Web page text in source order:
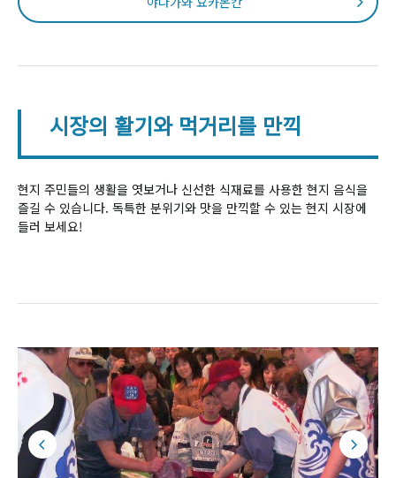
시장의 활기와 먹거리를 만끽
현지 주민들의 생활을 엿보거나 신선한 식재료를 사용한 현지 음식을
즐길 수 있습니다. 독특한 분위기와 맛을 만끽할 수 있는 현지 시장에
들러 보세요!